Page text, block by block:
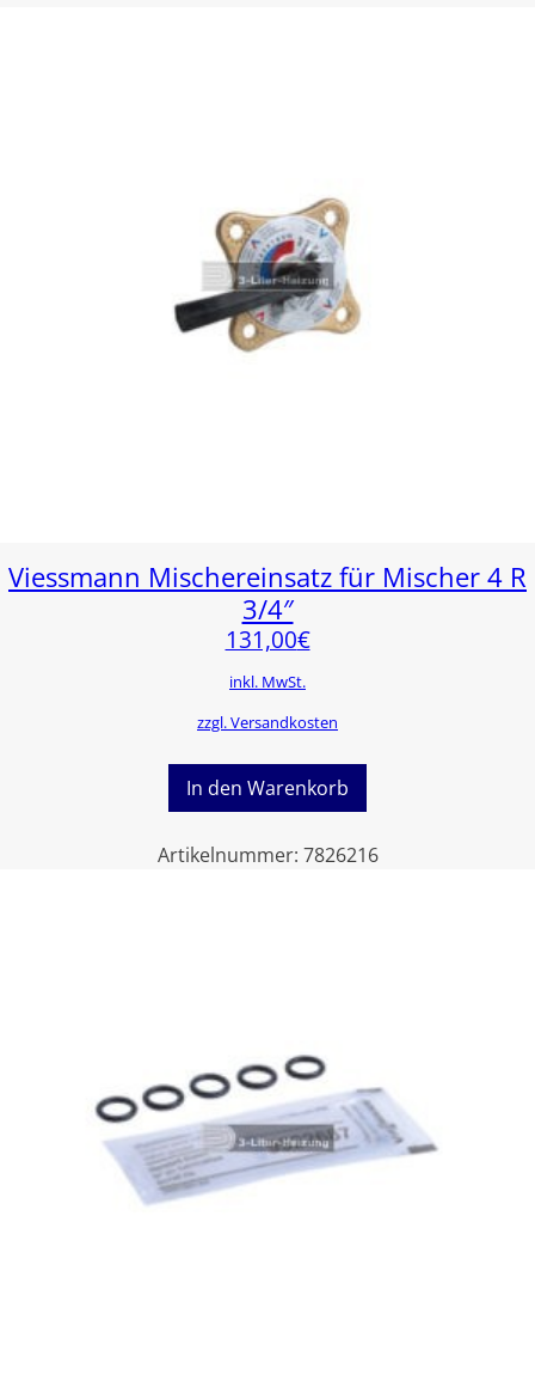
Viessmann Mischereinsatz für Mischer 4 R
3/4″
131,00€
inkl. MwSt.
zzgl. Versandkosten
In den Warenkorb
Artikelnummer: 7826216